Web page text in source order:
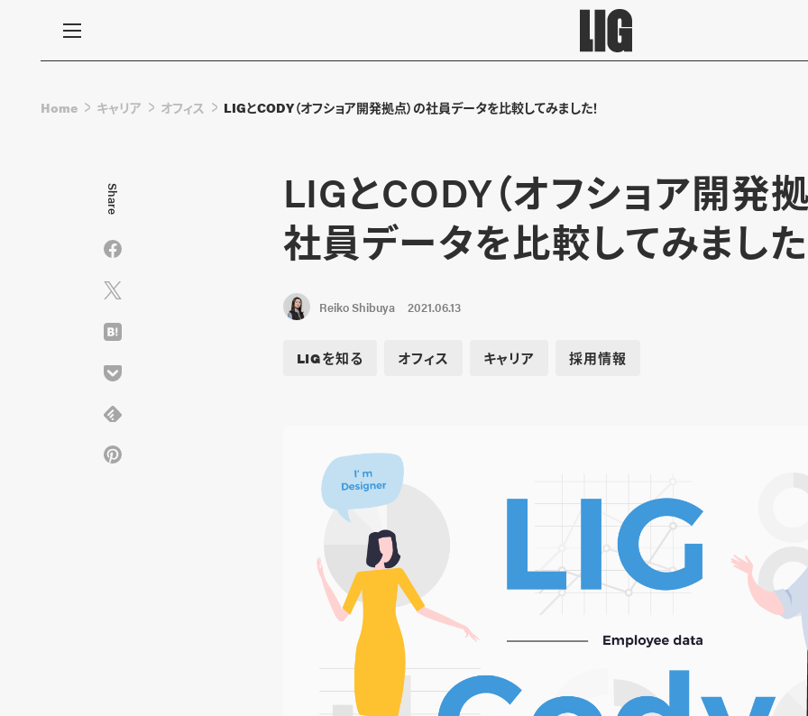
Home キャリア オフィス LIGとCODY（オフショア開発拠点）の社員データを比較してみました！
LIGとCODY（オフショア開発
社員データを比較してみました
Reiko Shibuya 2021.06.13
LIGを知る オフィス キャリア 採用情報
Share